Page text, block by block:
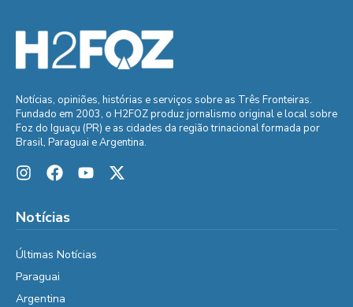
Notícias, opiniões, histórias e serviços sobre as Três Fronteiras.
Fundado em 2003, o H2FOZ produz jornalismo original e local sobre
Foz do Iguaçu (PR) e as cidades da região trinacional formada por
Brasil, Paraguai e Argentina.
Notícias
Últimas Notícias
Paraguai
Argentina